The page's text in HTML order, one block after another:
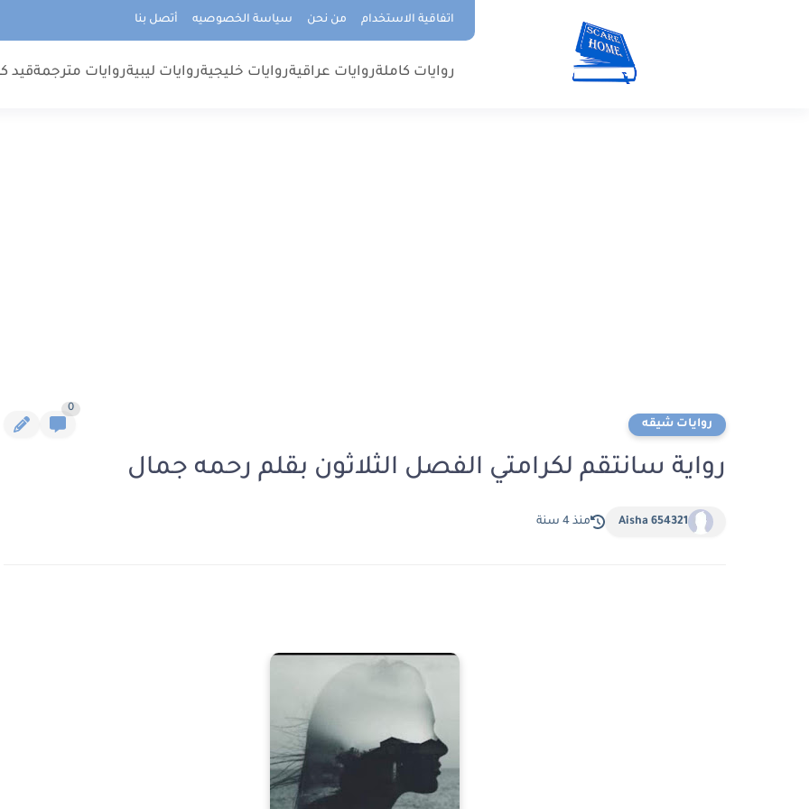
اتفاقية الاستخدام من نحن سياسة الخصوصيه أتصل بنا
روايات كاملةروايات عراقيةروايات خليجيةروايات ليبيةروايات مترجمةقيد
روايات شيقه
0
رواية سانتقم لكرامتي الفصل الثلاثون بقلم رحمه جمال
Aisha 654321 منذ 4 سنة